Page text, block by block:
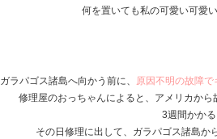
何を置いても私の可愛い可愛
ガラパゴス諸島へ向かう前に、 原因不明の故障
修理屋のおっちゃんによると、アメリカから
3週間かかる
その日修理に出して、ガラパゴス諸島か